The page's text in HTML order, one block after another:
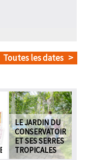
Toutes les dates
LE JARDIN DU
CONSERVATOIRE
ET SES SERRES
TROPICALES